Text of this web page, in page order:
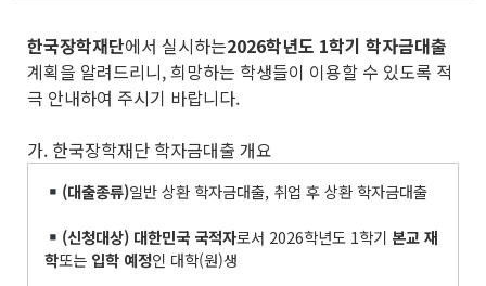
한국장학재단에서 실시하는2026학년도 1학기 학자금대출
계획을 알려드리니, 희망하는 학생들이 이용할 수 있도록 적
극 안내하여 주시기 바랍니다.
가. 한국장학재단 학자금대출 개요
(대출종류)일반 상환 학자금대출, 취업 후 상환 학자금대출
(신청대상) 대한민국 국적자로서 2026학년도 1학기 본교 재
학또는 입학 예정인 대학(원)생